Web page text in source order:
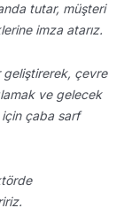
tutar, müşteri
imza atarız.
geliştirerek, çevre
ve gelecek
çaba sarf